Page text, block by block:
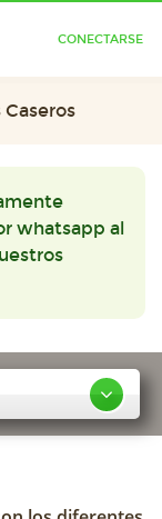
CONECTARSE
whatsapp al